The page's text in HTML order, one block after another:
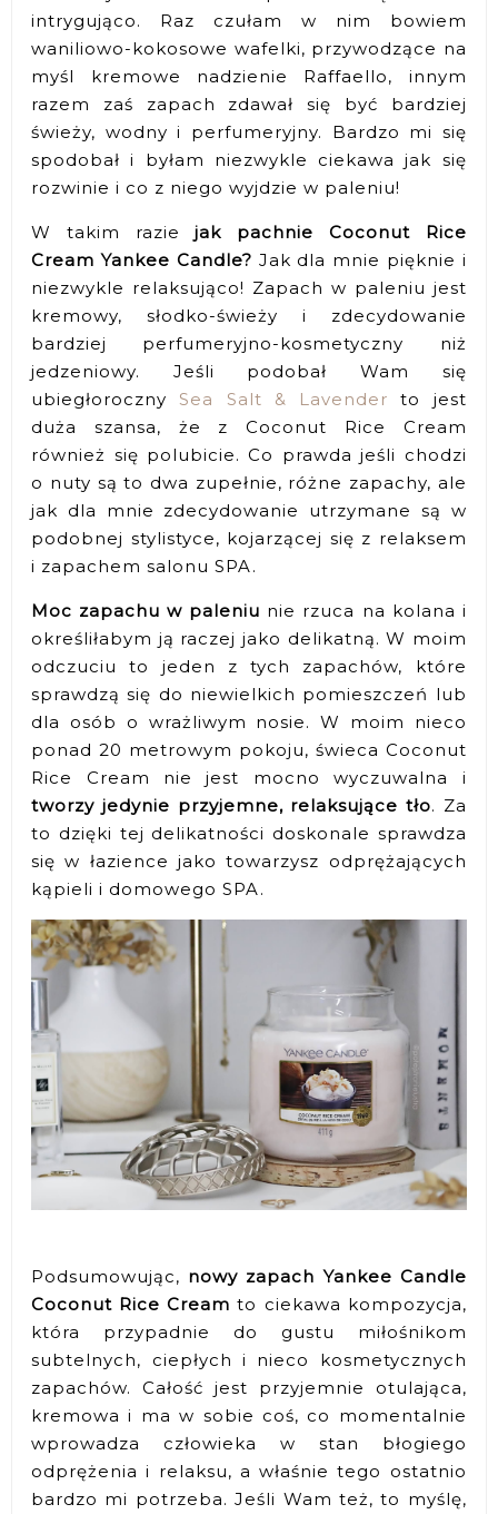
intrygująco. Raz czułam w nim bowiem
waniliowo-kokosowe wafelki, przywodzące na
myśl kremowe nadzienie Raffaello, innym
razem zaś zapach zdawał się być bardziej
świeży, wodny i perfumeryjny. Bardzo mi się
spodobał i byłam niezwykle ciekawa jak się
rozwinie i co z niego wyjdzie w paleniu!
W takim raziejak pachnie Coconut Rice
Cream Yankee Candle? Jak dla mnie pięknie i
niezwykle relaksująco! Zapach w paleniu jest
kremowy, słodko-świeży i zdecydowanie
bardziej perfumeryjno-kosmetyczny niż
jedzeniowy. Jeśli podobał Wam się
ubiegłorocznySea Salt & Lavender to jest
duża szansa, że z Coconut Rice Cream
również się polubicie. Co prawda jeśli chodzi
o nuty są to dwa zupełnie, różne zapachy, ale
jak dla mnie zdecydowanie utrzymane są w
podobnej stylistyce, kojarzącej się z relaksem
i zapachem salonu SPA.
Moc zapachu w paleniu nie rzuca na kolana i
określiłabym ją raczej jako delikatną. W moim
odczuciu to jeden z tych zapachów, które
sprawdzą się do niewielkich pomieszczeń lub
dla osób o wrażliwym nosie. W moim nieco
ponad 20 metrowym pokoju, świeca Coconut
Rice Cream nie jest mocno wyczuwalna i
tworzy jedynie przyjemne, relaksujące tło. Za
to dzięki tej delikatności doskonale sprawdza
się w łazience jako towarzysz odprężających
kąpieli i domowego SPA.
Podsumowując, nowy zapach Yankee Candle
Coconut Rice Cream to ciekawa kompozycja,
która przypadnie do gustu miłośnikom
subtelnych, ciepłych i nieco kosmetycznych
zapachów. Całość jest przyjemnie otulająca,
kremowa i ma w sobie coś, co momentalnie
wprowadza człowieka w stan błogiego
odprężenia i relaksu, a właśnie tego ostatnio
bardzo mi potrzeba. Jeśli Wam też, to myślę,